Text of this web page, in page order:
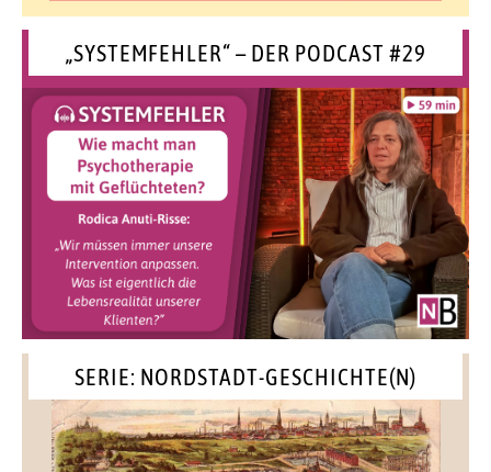
„SYSTEMFEHLER“ – DER PODCAST #29
SERIE: NORDSTADT-GESCHICHTE(N)